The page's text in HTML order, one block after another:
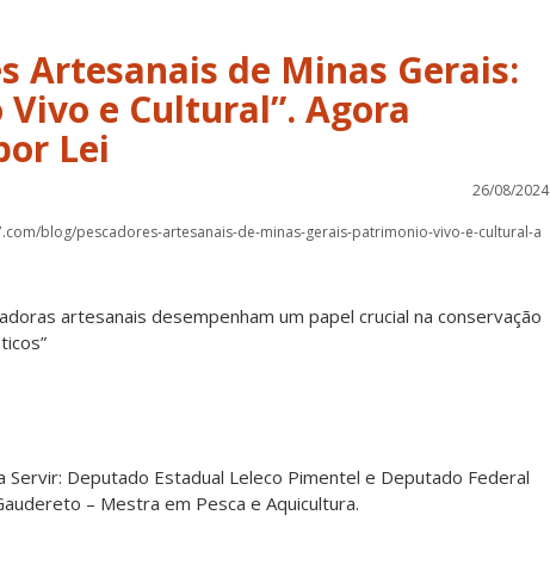
Artesanais de Minas Gerais:
e Cultural”. Agora
Lei
26/08/2024
blog/pescadores-artesanais-de-minas-gerais-patrimonio-vivo-e-cultural-a
artesanais desempenham um papel crucial na conservação
Servir: Deputado Estadual Leleco Pimentel e Deputado Federal
– Mestra em Pesca e Aquicultura.